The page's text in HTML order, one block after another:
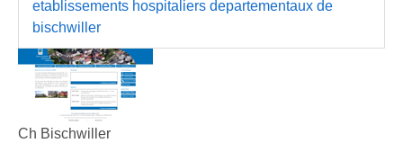
etablissements hospitaliers departementaux de
bischwiller
Ch Bischwiller